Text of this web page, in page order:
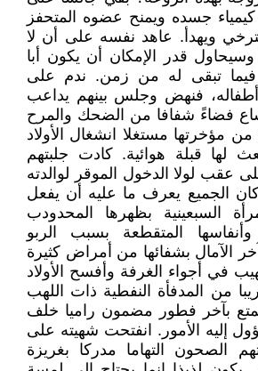
كيمياء جسده ويمنح عضوه المتحفز
ويهدأ. عاهد نفسه على أن لا
وسيحاول قدر الإمكان أن يكون أبا
فيما تبقى له من زمن. ندم على
فنهض وجلس بينهم يداعب
فضاءً شفافا من الضحك والمرح
مؤخرتها مستغلا انشغال الأولاد
لها قبلة هوائية. كادت جلبتهم
عقب لولا الدخول الموقر لوالدته
الجميع يعرف ما عليه أن يفعل
السبعينية بظهرها المحدودب
وأنفاسها المتقطعة بسبب الربو
الآمال بشفائها من أمراض كثيرة
في أجواء الغرفة وأفسح الأولاد
من المدفأة النفطية ذات اللهب
بآخر فطور مضمون راميا خلف
إليه الأمور. انفتحت شهيته على
الصحون التهاما مدركا بغريزة